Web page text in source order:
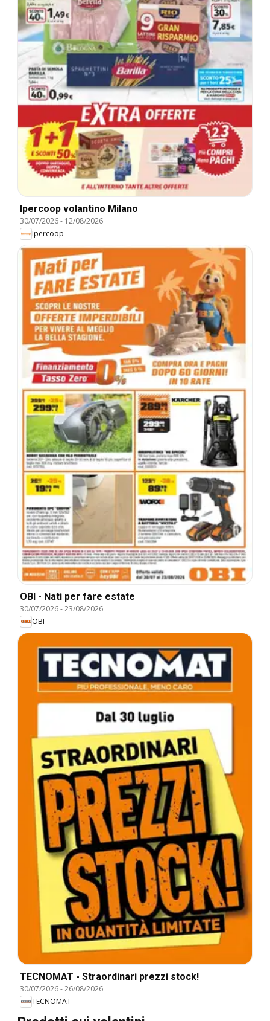
Ipercoop volantino Milano
30/07/2026- 12/08/2026
Ipercoop
OBI - Nati per fare estate
30/07/2026-23/08/2026
OBI
TECNOMAT - Straordinari prezzi stock!
30/07/2026-26/08/2026
TECNOMAT